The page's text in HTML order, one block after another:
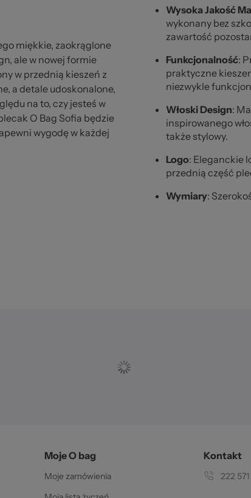
miękkie, zaokrąglone
ale w nowej formie
w przednią kieszeń z
a detale udoskonalone,
na to, czy jesteś w
O Bag Sofia będzie
wygodę w każdej
Wysoka Jakość
wykonany bez
zawartość
Funkcjonalność:
praktyczne
niezwykle
Włoski Design:
inspirowanego
także stylowy.
Logo: Eleganckie
przednią część
Wymiary:
Moje O bag
Moje zamówienia
Kontakt
222 571